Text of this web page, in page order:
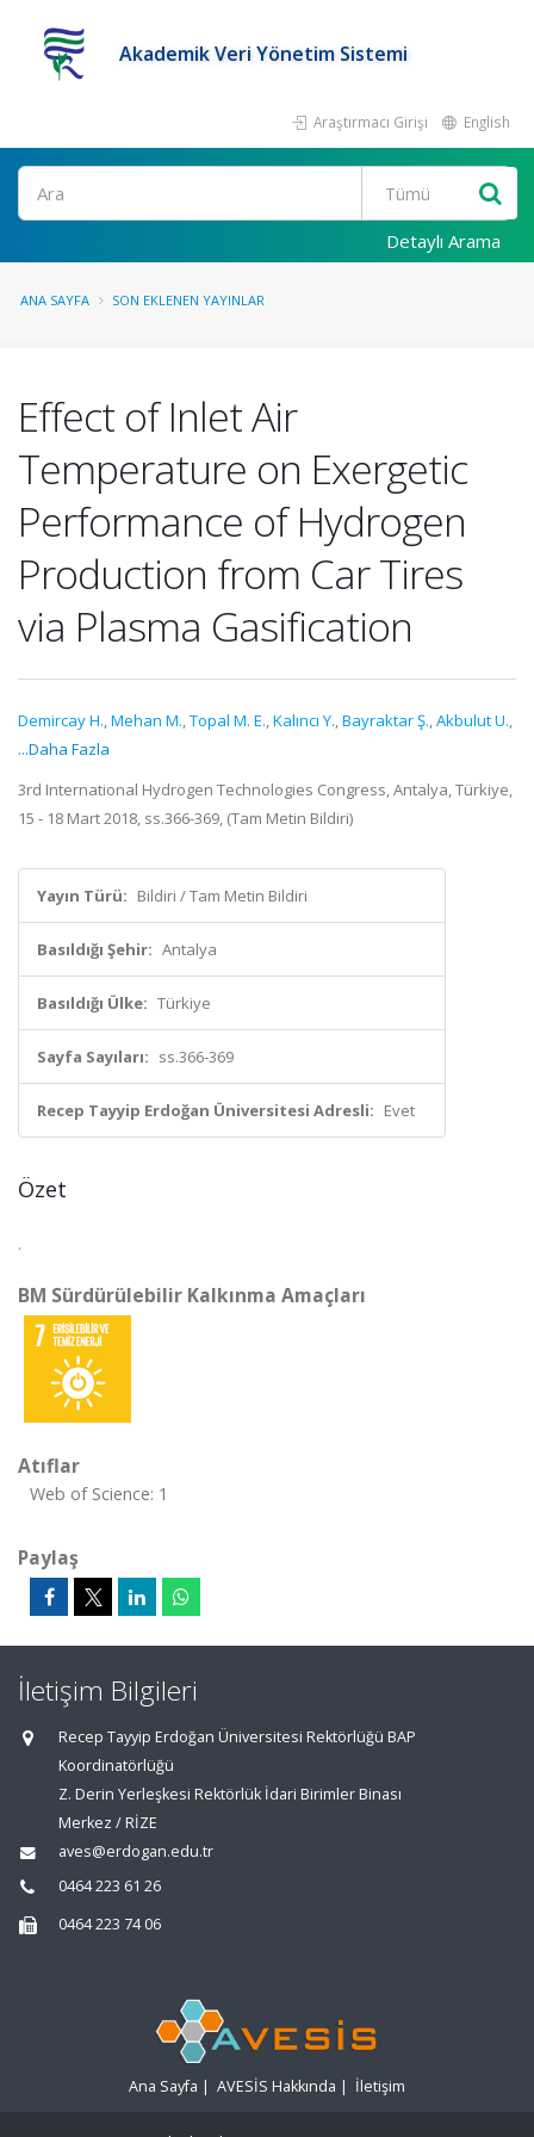
Akademik Veri Yönetim Sistemi
Araştırmacı Girişi English
Ara
Detaylı Arama
ANA SAYFA SON EKLENEN YAYINLAR
Effect of Inlet Air
Temperature on Exergetic
Performance of Hydrogen
Production from Car Tires
via Plasma Gasification
Demircay H.,Mehan M.,Topal M. E.,Kalıncı Y.,Bayraktar Ş.,Akbulut U.,
...Daha Fazla
3rd International Hydrogen Technologies Congress, Antalya, Türkiye,
15 - 18 Mart 2018, ss.366-369, (Tam Metin Bildiri)
Yayın Türü: Bildiri / Tam Metin Bildiri
Basıldığı Şehir: Antalya
Basıldığı Ülke: Türkiye
Sayfa Sayıları: ss.366-369
Recep Tayyip Erdoğan Üniversitesi Adresli: Evet
Özet
.
BM Sürdürülebilir Kalkınma Amaçları
Atıflar
Web of Science: 1
Paylaş
İletişim Bilgileri
Recep Tayyip Erdoğan Üniversitesi Rektörlüğü BAP
Koordinatörlüğü
Z. Derin Yerleşkesi Rektörlük İdari Birimler Binası
Merkez / RİZE
aves@erdogan.edu.tr
0464 223 61 26
0464 223 74 06
Ana Sayfa | AVESİS Hakkında | İletişim